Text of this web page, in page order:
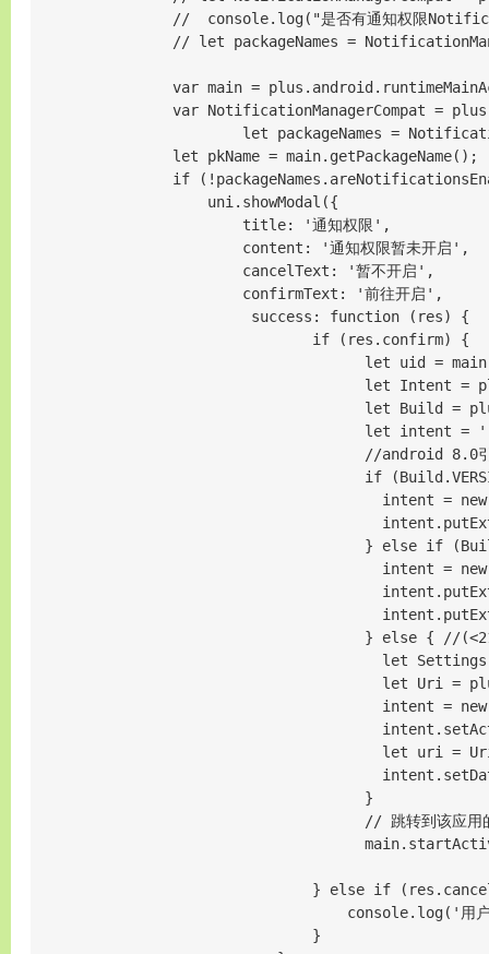
//  console.log("是否有通知权限
// let packageNames =
var main =
var NotificationManagerCompat =
let packageNames =
                let pkName = main.getPackageName();
if
                    uni.showModal({
                        title: '通知权限',
                        content: '通知权限暂未开启',
                        cancelText: '暂不开启',
                        confirmText: '前往开启',
                         success: function (res) {
                                if (res.confirm) {
let uid =
let Intent =
let Build =
let intent =
//android
if
intent =
} else if
intent =
} else { //
let
let Uri =
intent =
let uri =
                                      }
// 跳转到该应
} else if
console.log('用
                                }